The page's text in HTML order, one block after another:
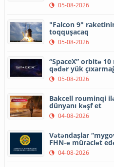
05-08-2026
"Falcon 9"
toqquşacaq
05-08-2026
“SpaceX” orbitə
qədər yük
05-08-2026
Bakcell rouminqi
dünyanı kəşf et
04-08-2026
Vətəndaşlar
FHN-ə müraciət
04-08-2026